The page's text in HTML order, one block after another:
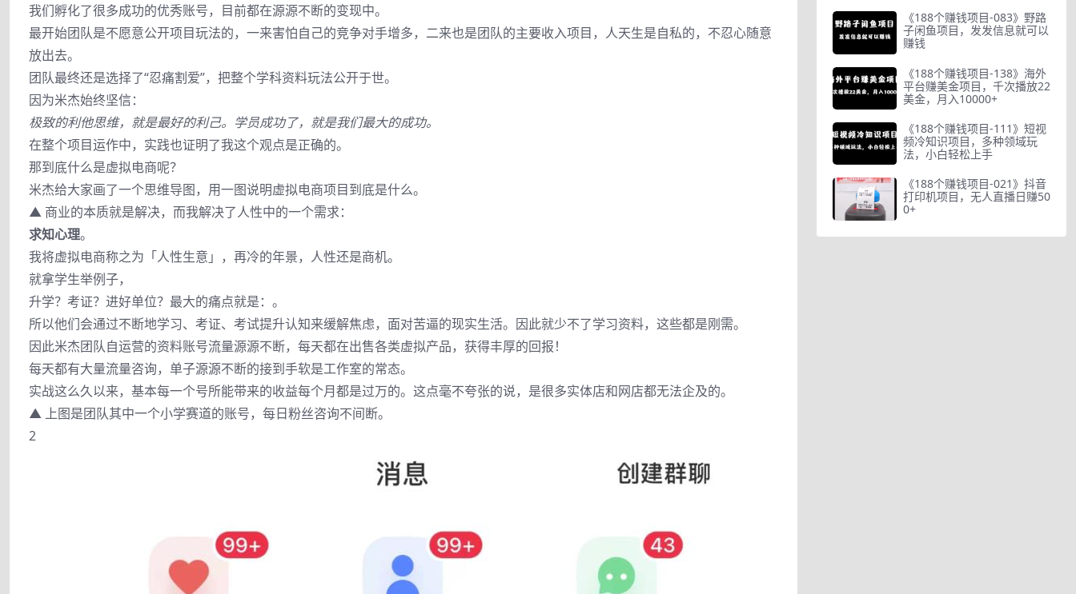
我们孵化了很多成功的优秀账号，目前都在源源不断的变现中。
最开始团队是不愿意公开项目玩法的，一来害怕自己的竞争对手增多，二来也是团队的主要收入项目，人天生是自私的，不忍心随意
放出去。
团队最终还是选择了“忍痛割爱”，把整个学科资料玩法公开于世。
因为米杰始终坚信：
极致的利他思维，就是最好的利己。学员成功了，就是我们最大的成功。
在整个项目运作中，实践也证明了我这个观点是正确的。
那到底什么是虚拟电商呢？
米杰给大家画了一个思维导图，用一图说明虚拟电商项目到底是什么。
▲ 商业的本质就是解决，而我解决了人性中的一个需求：
求知心理。
我将虚拟电商称之为「人性生意」，再冷的年景，人性还是商机。
就拿学生举例子，
升学？考证？进好单位？最大的痛点就是：。
所以他们会通过不断地学习、考证、考试提升认知来缓解焦虑，面对苦逼的现实生活。因此就少不了学习资料，这些都是刚需。
因此米杰团队自运营的资料账号流量源源不断，每天都在出售各类虚拟产品，获得丰厚的回报！
每天都有大量流量咨询，单子源源不断的接到手软是工作室的常态。
实战这么久以来，基本每一个号所能带来的收益每个月都是过万的。这点毫不夸张的说，是很多实体店和网店都无法企及的。
▲ 上图是团队其中一个小学赛道的账号，每日粉丝咨询不间断。
2
《188个赚钱项目-083》野路
子闲鱼项目，发发信息就可以
赚钱
《188个赚钱项目-138》海外
平台赚美金项目，千次播放22
美金，月入10000+
《188个赚钱项目-111》短视
频冷知识项目，多种领域玩
法，小白轻松上手
《188个赚钱项目-021》抖音
打印机项目，无人直播日赚50
0+